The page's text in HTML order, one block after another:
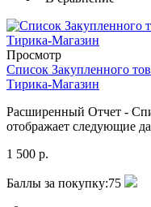
Просмотр
Список Закупленного
Тирика-Магазин
Расширенный Отчет -
отображает следующие
1 500 р.
Баллы за покупку:75